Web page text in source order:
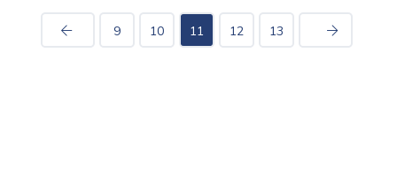
9 10 11 12 13